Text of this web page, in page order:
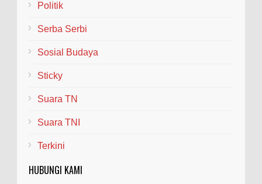
Politik
Serba Serbi
Sosial Budaya
Sticky
Suara TN
Suara TNI
Terkini
HUBUNGI KAMI